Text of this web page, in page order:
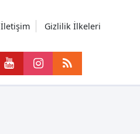
İletişim Gizlilik İlkeleri